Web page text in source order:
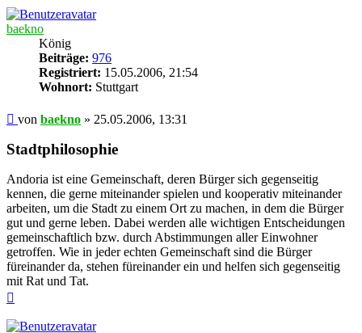
baekno
König
Beiträge: 976
Registriert: 15.05.2006, 21:54
Wohnort: Stuttgart
Beitrag
von baekno » 25.05.2006, 13:31
Stadtphilosophie
Andoria ist eine Gemeinschaft, deren Bürger sich gegenseitig
kennen, die gerne miteinander spielen und kooperativ miteinander
arbeiten, um die Stadt zu einem Ort zu machen, in dem die Bürger
gut und gerne leben. Dabei werden alle wichtigen Entscheidungen
gemeinschaftlich bzw. durch Abstimmungen aller Einwohner
getroffen. Wie in jeder echten Gemeinschaft sind die Bürger
füreinander da, stehen füreinander ein und helfen sich gegenseitig
mit Rat und Tat.